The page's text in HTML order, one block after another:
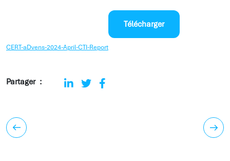
CERT-aDvens-2024-April-CTI-Report
Télécharger
Partager